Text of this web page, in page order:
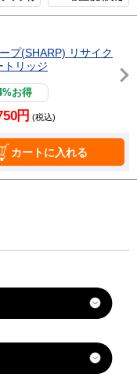
プ(SHARP) リサイク
トリッジ
お得
円 (税込)
カートに入れる